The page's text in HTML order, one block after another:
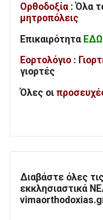
Ορθοδοξία : Όλα
μητροπόλεις
Επικαιρότητα ΕΔΩ
Εορτολόγιο :
γιορτές
Όλες οι
Διαβάστε όλες τις
εκκλησιαστικά